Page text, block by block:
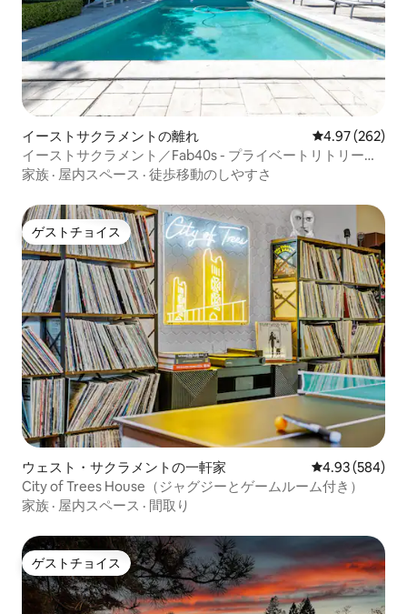
イーストサクラメントの離れ レビュー262
4.97 (262)
イーストサクラメント／Fab40s - プライベートリトリート
プールハウス
家族 · 屋内スペース · 徒歩移動のしやすさ
ゲストチョイス
ゲストチョイス
ウェスト・サクラメントの一軒家 レビュー584
4.93 (584)
City of Trees House（ジャグジーとゲームルーム付き）
家族 · 屋内スペース · 間取り
ゲストチョイス
ゲストチョイス